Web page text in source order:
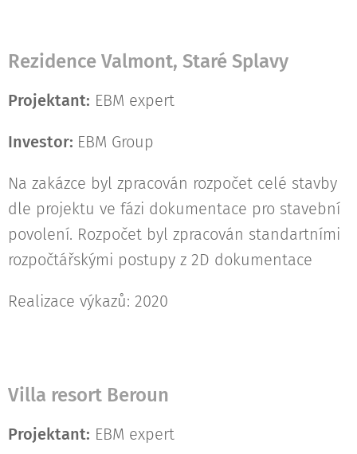
Rezidence Valmont, Staré Splavy
Projektant: EBM expert
Investor: EBM Group
Na zakázce byl zpracován rozpočet celé stavby
dle projektu ve fázi dokumentace pro stavební
povolení. Rozpočet byl zpracován standartními
rozpočtářskými postupy z 2D dokumentace
Realizace výkazů: 2020
Villa resort Beroun
Projektant: EBM expert